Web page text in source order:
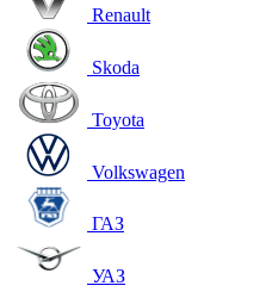
Renault
Skoda
Toyota
Volkswagen
ГАЗ
УАЗ